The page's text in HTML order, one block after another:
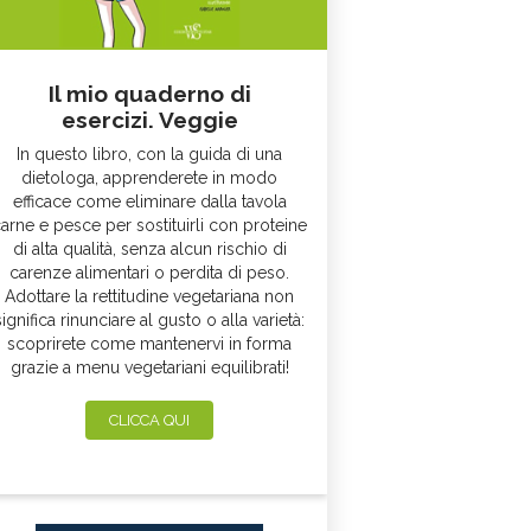
Il mio quaderno di
esercizi. Veggie
In questo libro, con la guida di una
dietologa, apprenderete in modo
efficace come eliminare dalla tavola
e pesce per sostituirli con proteine
di alta qualità, senza alcun rischio di
carenze alimentari o perdita di peso.
Adottare la rettitudine vegetariana non
rinunciare al gusto o alla varietà:
scoprirete come mantenervi in forma
grazie a menu vegetariani equilibrati!
CLICCA QUI